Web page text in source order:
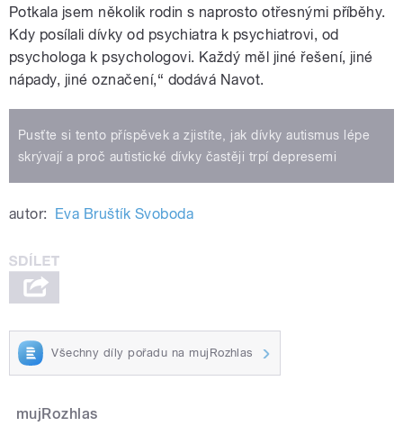
Potkala jsem několik rodin s naprosto otřesnými příběhy.
Kdy posílali dívky od psychiatra k psychiatrovi, od
psychologa k psychologovi. Každý měl jiné řešení, jiné
nápady, jiné označení,“ dodává Navot.
Pusťte si tento příspěvek a zjistíte, jak dívky autismus lépe
skrývají a proč autistické dívky častěji trpí depresemi
autor: Eva Bruštík Svoboda
Všechny díly pořadu na mujRozhlas
mujRozhlas